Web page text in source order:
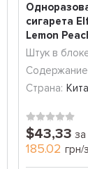
сигарета
Lemon
пер...
Штук в
Содержание
Страна:
$43,33
185.02 грн/